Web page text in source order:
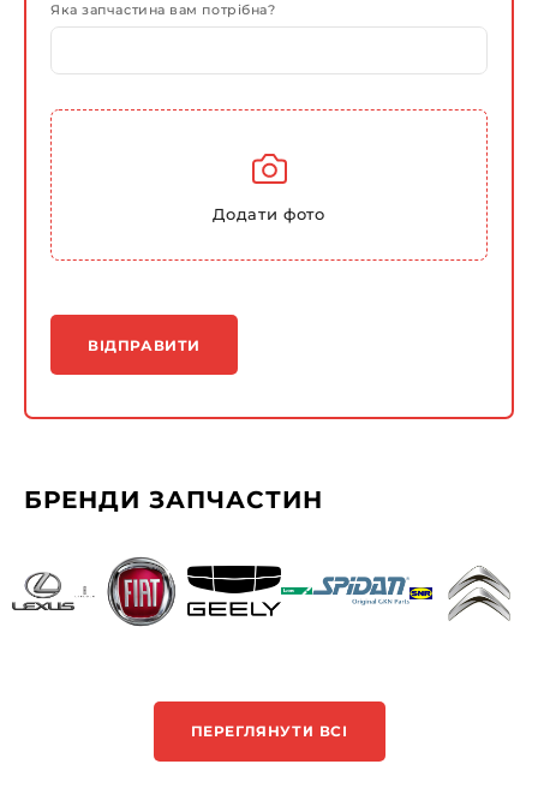
Яка запчастина вам потрібна?
Додати фото
ВІДПРАВИТИ
БРЕНДИ ЗАПЧАСТИН
ПЕРЕГЛЯНУТИ ВСІ